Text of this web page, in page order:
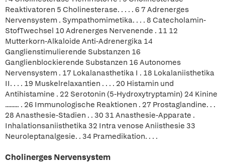
Reaktivatoren 5 Cholinesterase. . . . . 6 7 Adrenerges
Nervensystem . Sympathomimetika. . . . 8 Catecholamin-
StofTwechsel 10 Adrenerges Nervenende . 11 12
Mutterkorn-Alkaloide Anti-Adrenergika 14
Ganglienstimulierende Substanzen 16
Ganglienblockierende Substanzen 16 Autonomes
Nervensystem . 17 Lokalanasthetika I . 18 Lokalaniisthetika
II. . . . 19 Muskelrelaxantien . . . . 20 Histamin und
Antihistamine . 22 Serotonin (5-Hydroxytryptamin) 24 Kinine
......... . 26 Immunologische Reaktionen . 27 Prostaglandine. . .
28 Anasthesie-Stadien . . 30 31 Anasthesie-Apparate .
Inhalationsaniisthetika 32 Intra venose Aniisthesie 33
Neuroleptanalgesie. . 34 Pramedikation. . . .
Cholinerges Nervensystem